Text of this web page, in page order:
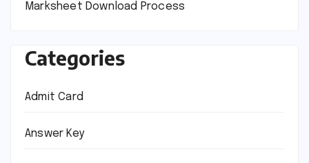
Marksheet Download Process
Categories
Admit Card
Answer Key